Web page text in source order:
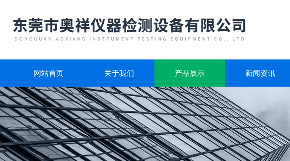
网站首页 关于我们 产品展示 新闻资讯